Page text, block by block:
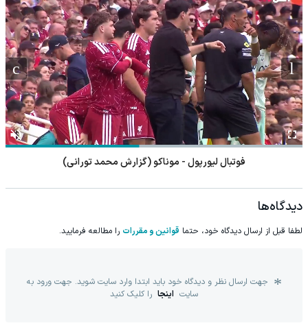
فوتبال لیورپول - موناکو (گزارش محمد تورانی)
دیدگاه‌ها
لطفا قبل از ارسال دیدگاه خود، حتما قوانین و مقررات را مطالعه فرمایید.
جهت ارسال نظر و دیدگاه خود باید ابتدا وارد سایت شوید. جهت ورود به
سایت اینجا را کلیک کنید